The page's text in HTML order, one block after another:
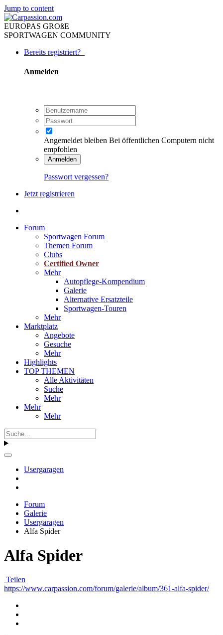
Jump to content
EUROPAS GROßE
SPORTWAGEN COMMUNITY
Bereits registriert?
Anmelden
Angemeldet bleiben Bei öffentlichen Computern nicht
empfohlen
Anmelden
Passwort vergessen?
Jetzt registrieren
Forum
Sportwagen Forum
Themen Forum
Clubs
Certified Owner
Mehr
Autopflege-Kompendium
Galerie
Alternative Ersatzteile
Sportwagen-Touren
Mehr
Marktplatz
Angebote
Gesuche
Mehr
Highlights
TOP THEMEN
Alle Aktivitäten
Suche
Mehr
Mehr
Mehr
Usergaragen
Forum
Galerie
Usergaragen
Alfa Spider
Alfa Spider
Teilen
https://www.carpassion.com/forum/galerie/album/361-alfa-spider/